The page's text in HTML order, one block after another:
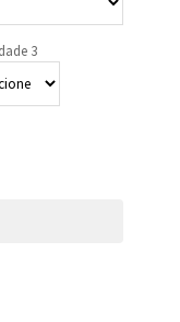
3